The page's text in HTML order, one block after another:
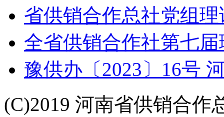
省供销合作总社党组
全省供销合作社第七
豫供办〔2023〕16号
(C)2019 河南省供销合作